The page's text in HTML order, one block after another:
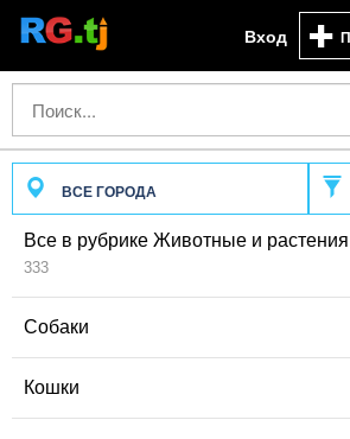
Вход
ВСЕ ГОРОДА
Все в рубрике Животные и растения
333
Собаки
Кошки